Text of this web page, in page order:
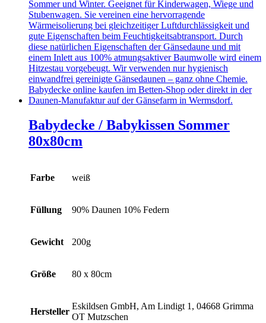
Babydecke / Babykissen Sommer
80x80cm
Farbe weiß
Füllung 90% Daunen 10% Federn
Gewicht 200g
Größe 80 x 80cm
Hersteller
Eskildsen GmbH, Am Lindigt 1, 04668 Grimma
OT Mutzschen